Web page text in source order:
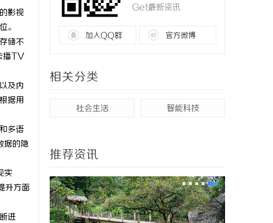
影视
。
储不
播TV
及内
据用
多语
据的隐
实
升方面
进
Get最新资讯
加入QQ群 官方微博
相关分类
社会生活 智能科技
推荐资讯